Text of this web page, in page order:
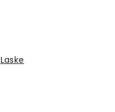
Laske